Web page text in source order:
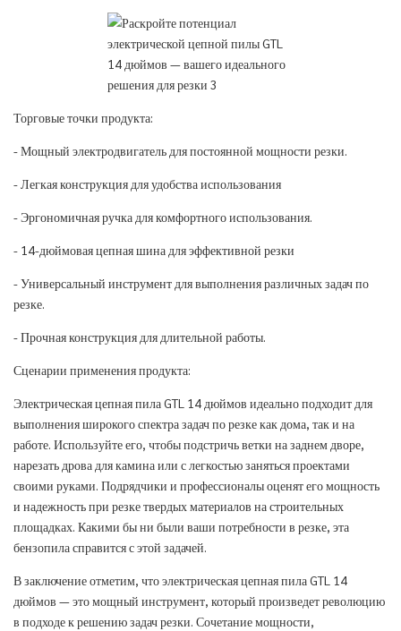
Торговые точки продукта:
- Мощный электродвигатель для постоянной мощности резки.
- Легкая конструкция для удобства использования
- Эргономичная ручка для комфортного использования.
- 14-дюймовая цепная шина для эффективной резки
- Универсальный инструмент для выполнения различных задач по
резке.
- Прочная конструкция для длительной работы.
Сценарии применения продукта:
Электрическая цепная пила GTL 14 дюймов идеально подходит для
выполнения широкого спектра задач по резке как дома, так и на
работе. Используйте его, чтобы подстричь ветки на заднем дворе,
нарезать дрова для камина или с легкостью заняться проектами
своими руками. Подрядчики и профессионалы оценят его мощность
и надежность при резке твердых материалов на строительных
площадках. Какими бы ни были ваши потребности в резке, эта
бензопила справится с этой задачей.
В заключение отметим, что электрическая цепная пила GTL 14
дюймов — это мощный инструмент, который произведет революцию
в подходе к решению задач резки. Сочетание мощности,